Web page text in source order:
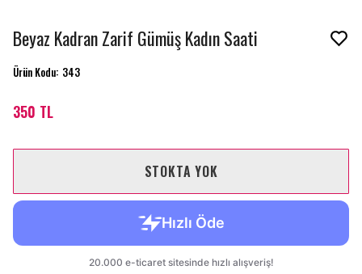
Beyaz Kadran Zarif Gümüş Kadın Saati
Ürün Kodu: 343
350 TL
STOKTA YOK